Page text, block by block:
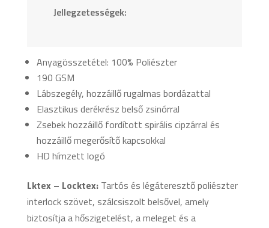
Jellegzetességek:
Anyagösszetétel: 100% Poliészter
190 GSM
Lábszegély, hozzáillő rugalmas bordázattal
Elasztikus derékrész belső zsinórral
Zsebek hozzáillő fordított spirális cipzárral és
hozzáillő megerősítő kapcsokkal
HD hímzett logó
Lktex – Locktex:Tartós és légáteresztő poliészter
interlock szövet, szálcsiszolt belsővel, amely
biztosítja a hőszigetelést, a meleget és a